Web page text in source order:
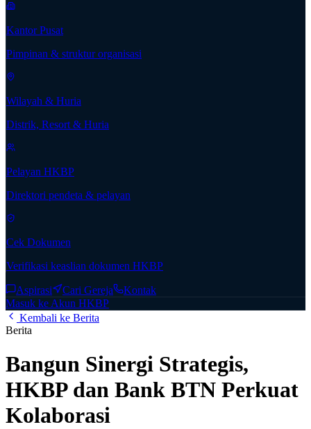
Kantor Pusat
Pimpinan & struktur organisasi
Wilayah & Huria
Distrik, Resort & Huria
Pelayan HKBP
Direktori pendeta & pelayan
Cek Dokumen
Verifikasi keaslian dokumen HKBP
Aspirasi Cari Gereja
Kontak
Masuk ke Akun HKBP
Kembali ke Berita
Berita
Bangun Sinergi Strategis,
HKBP dan Bank BTN Perkuat
Kolaborasi